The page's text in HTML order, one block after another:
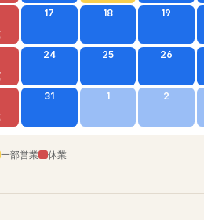
17 18 19
24 25 26
31 1 2
一部営業 休業